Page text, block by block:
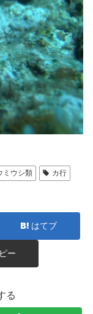
ミウシ類 カ行
はてブ
ー
る